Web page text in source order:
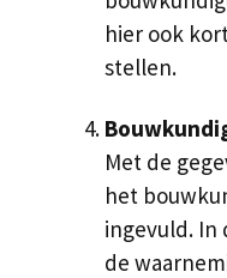
hier ook
stellen.
Met de
het
ingevuld. In
de